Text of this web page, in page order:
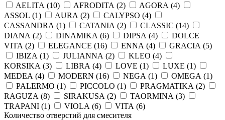
AELITA (10) AFRODITA (2) AGORA (4)
ASSOL (1) AURA (2) CALYPSO (4)
CASSANDRA (1) CATANIA (2) CLASSIC (14)
DIANA (2) DINAMIKA (6) DIPSA (4)
DOLCE
VITA (2) ELEGANCE (16) ENNA (4) GRACIA (5)
IBIZA (1) JULIANNA (2) KLEO (4)
KORSIKA (3) LIBRA (4) LOVE (1) LUXE (1)
MEDEA (4) MODERN (16) NEGA (1) OMEGA (1)
PALERMO (1) PICCOLO (1) PRAGMATIKA (2)
RAGUZA (8) SIRAKUSA (2) TAORMINA (3)
TRAPANI (1) VIOLA (6) VITA (6)
Количество отверстий для смесителя